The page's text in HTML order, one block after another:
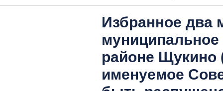
Избранное два
районе Щукино
именуемое